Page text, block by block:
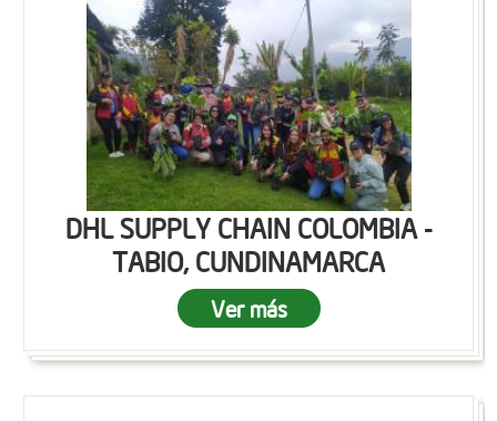
DHL SUPPLY CHAIN COLOMBIA -
TABIO, CUNDINAMARCA
Ver más